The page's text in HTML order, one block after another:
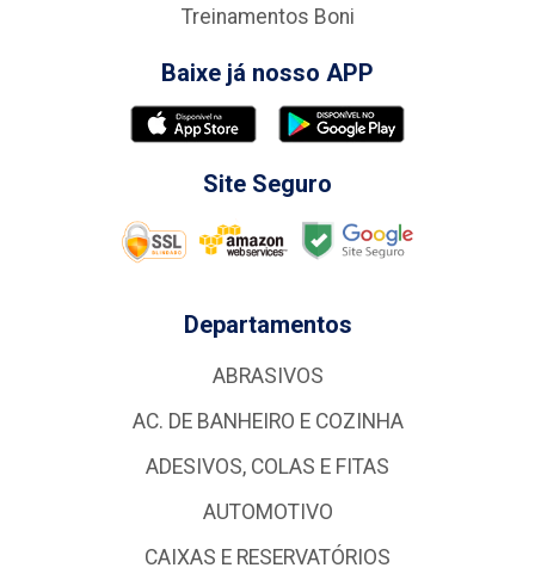
Treinamentos Boni
Baixe já nosso APP
Site Seguro
Departamentos
ABRASIVOS
AC. DE BANHEIRO E COZINHA
ADESIVOS, COLAS E FITAS
AUTOMOTIVO
CAIXAS E RESERVATÓRIOS